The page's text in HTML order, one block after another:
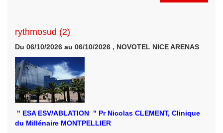
rythmosud (2)
Du 06/10/2026 au 06/10/2026 , NOVOTEL NICE ARENAS
" ESA ESV/ABLATION " Pr Nicolas CLEMENT, Clinique
du Millénaire MONTPELLIER